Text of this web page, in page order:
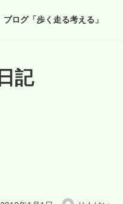
ブログ「歩く走る考える」
日記
最